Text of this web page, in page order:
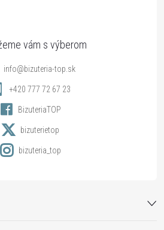
info@bizuteria-top.sk
+420 777 72 67 23
BizuteriaTOP
bizuterietop
bizuteria_top